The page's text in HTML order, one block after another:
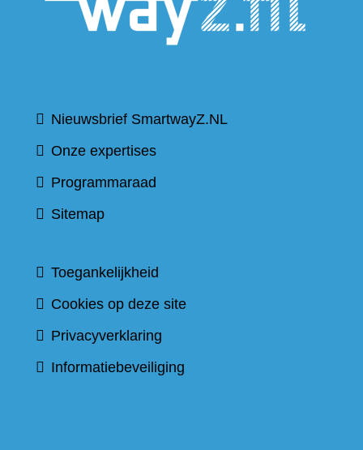
Nieuwsbrief SmartwayZ.NL
Onze expertises
Programmaraad
Sitemap
Toegankelijkheid
Cookies op deze site
Privacyverklaring
Informatiebeveiliging